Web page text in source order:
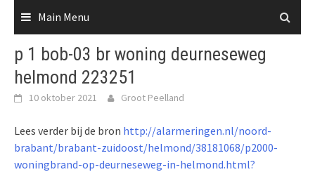
Main Menu
p 1 bob-03 br woning deurneseweg
helmond 223251
10 oktober 2021 Groot Peelland
Lees verder bij de bron http://alarmeringen.nl/noord-
brabant/brabant-zuidoost/helmond/38181068/p2000-
woningbrand-op-deurneseweg-in-helmond.html?